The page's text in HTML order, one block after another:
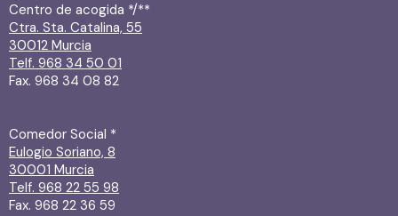
Centro de acogida */**
Ctra. Sta. Catalina, 55
30012 Murcia
Telf. 968 34 50 01
Fax. 968 34 08 82
Comedor Social *
Eulogio Soriano, 8
30001 Murcia
Telf. 968 22 55 98
Fax. 968 22 36 59